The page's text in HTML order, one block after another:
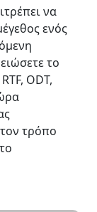
να
ενός
το
ODT,
τρόπο